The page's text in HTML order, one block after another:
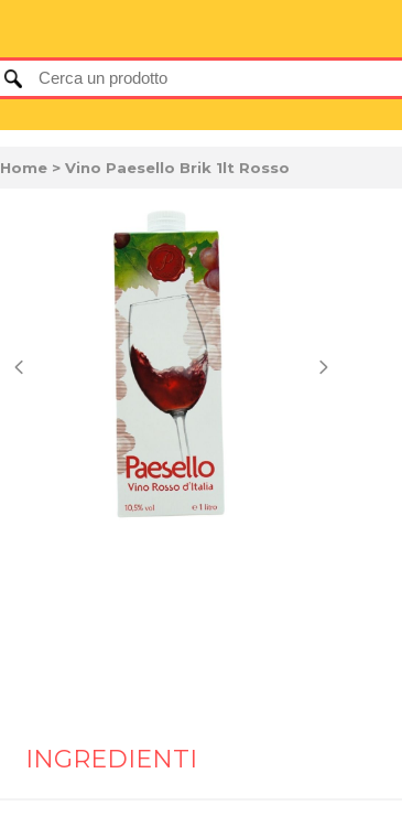
Home > Vino Paesello Brik 1lt Rosso
INGREDIENTI